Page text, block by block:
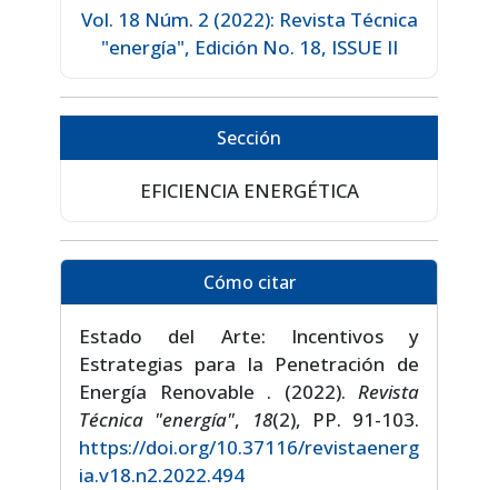
Vol. 18 Núm. 2 (2022): Revista Técnica
"energía", Edición No. 18, ISSUE II
Sección
EFICIENCIA ENERGÉTICA
Cómo citar
Estado del Arte: Incentivos y
Estrategias para la Penetración de
Energía Renovable . (2022). Revista
Técnica "energía", 18(2), PP. 91-103.
https://doi.org/10.37116/revistaenerg
ia.v18.n2.2022.494